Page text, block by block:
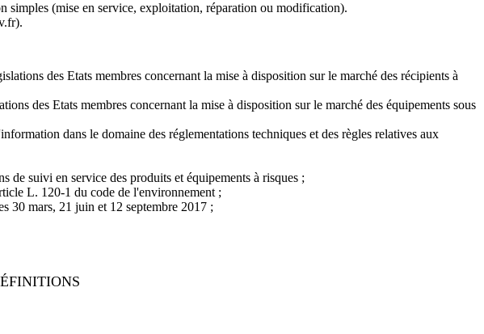
simples (mise en service, exploitation, réparation ou modification).
des Etats membres concernant la mise à disposition sur le marché des récipients à
des Etats membres concernant la mise à disposition sur le marché des équipements sous
dans le domaine des réglementations techniques et des règles relatives aux
suivi en service des produits et équipements à risques ;
L. 120-1 du code de l'environnement ;
30 mars, 21 juin et 12 septembre 2017 ;